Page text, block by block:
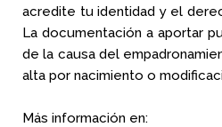
acredite tu identidad y el
La documentación a aportar
de la causa del
alta por nacimiento o
Más información en: